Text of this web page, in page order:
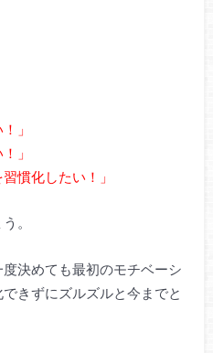
」
」
慣化したい！」
。
決めても最初のモチベーシ
きずにズルズルと今までと